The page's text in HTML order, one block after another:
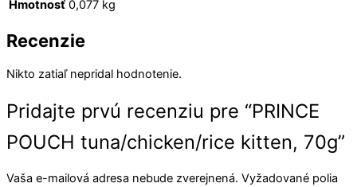
Hmotnosť 0,077 kg
Recenzie
Nikto zatiaľ nepridal hodnotenie.
Pridajte prvú recenziu pre “PRINCE
POUCH tuna/chicken/rice kitten, 70g”
Vaša e-mailová adresa nebude zverejnená. Vyžadované polia